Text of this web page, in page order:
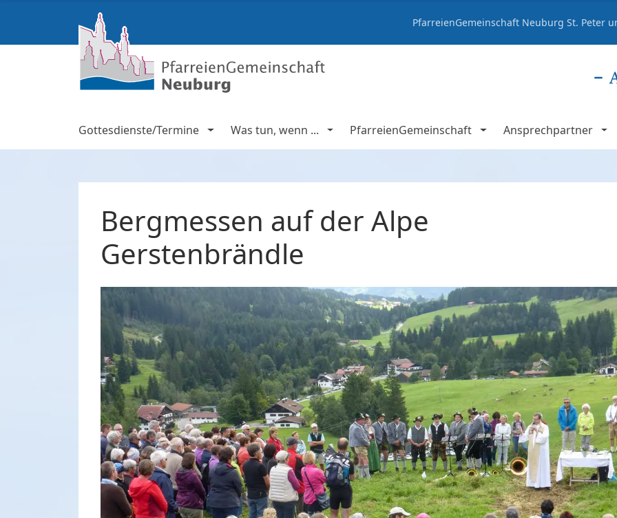
PfarreienGemeinschaft Neuburg St. Peter
Gottesdienste/Termine Was tun, wenn ... PfarreienGemeinschaft Ansprechpartner
Bergmessen auf der Alpe
Gerstenbrändle